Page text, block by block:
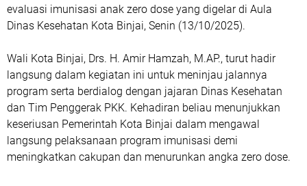
evaluasi imunisasi anak zero dose yang digelar di Aula
Dinas Kesehatan Kota Binjai, Senin (13/10/2025).
Wali Kota Binjai, Drs. H. Amir Hamzah, M.AP., turut hadir
langsung dalam kegiatan ini untuk meninjau jalannya
program serta berdialog dengan jajaran Dinas Kesehatan
dan Tim Penggerak PKK. Kehadiran beliau menunjukkan
keseriusan Pemerintah Kota Binjai dalam mengawal
langsung pelaksanaan program imunisasi demi
meningkatkan cakupan dan menurunkan angka zero dose.